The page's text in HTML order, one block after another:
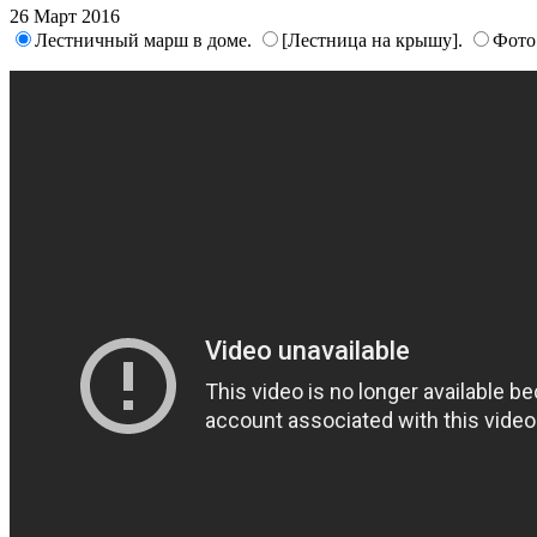
26 Март 2016
Лестничный марш в доме.
[Лестница на крышу].